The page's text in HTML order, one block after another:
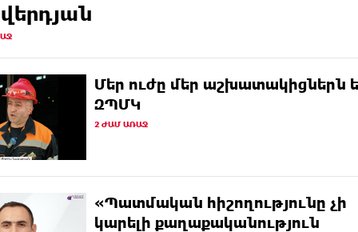
Մեր ուժը մեր աշխատակիցներն
ԶՊՄԿ
2 ԺԱՄ ԱՌԱՋ
«Պատմական հիշողությունը չի
կարելի քաղաքականություն